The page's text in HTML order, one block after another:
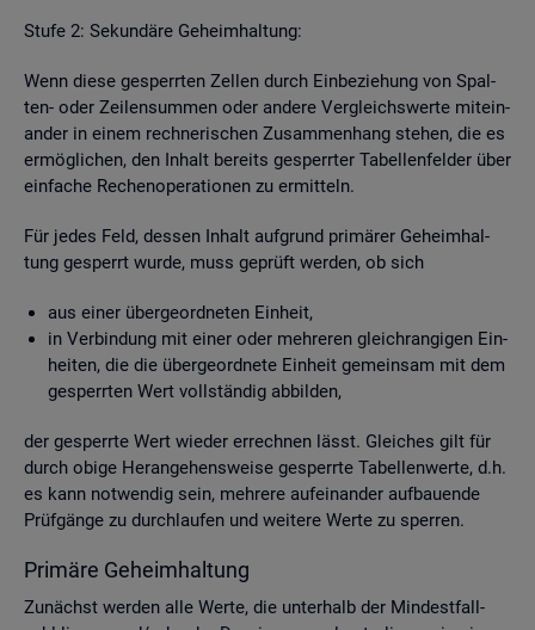
Stufe 2: Se­kun­dä­re Ge­heim­hal­tung:
Wenn diese ge­sperr­ten Zel­len durch Ein­be­zie­hung von Spal­
ten- oder Zei­len­sum­men oder an­de­re Ver­gleichs­wer­te mit­ein­
an­der in einem rech­ne­ri­schen Zu­sam­men­hang ste­hen, die es
er­mög­li­chen, den In­halt be­reits ge­sperr­ter Ta­bel­len­fel­der über
ein­fa­che Re­chen­ope­ra­tio­nen zu er­mit­teln.
Für jedes Feld, des­sen In­halt auf­grund pri­mä­rer Ge­heim­hal­
tung ge­sperrt wurde, muss ge­prüft wer­den, ob sich
aus einer über­ge­ord­ne­ten Ein­heit,
in Ver­bin­dung mit einer oder meh­re­ren gleich­ran­gi­gen Ein­
hei­ten, die die über­ge­ord­ne­te Ein­heit ge­mein­sam mit dem
ge­sperr­ten Wert voll­stän­dig ab­bil­den,
der ge­sperr­te Wert wie­der er­rech­nen lässt. Glei­ches gilt für
durch obige Her­an­ge­hens­wei­se ge­sperr­te Ta­bel­len­wer­te, d.h.
es kann not­wen­dig sein, meh­re­re auf­ein­an­der auf­bau­en­de
Prüf­gän­ge zu durch­lau­fen und wei­te­re Werte zu sper­ren.
Pri­mä­re Ge­heim­hal­tung
Zu­nächst wer­den alle Werte, die un­ter­halb der Min­dest­fall­